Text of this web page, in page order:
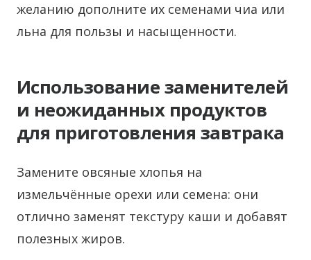
желанию дополните их семенами чиа или
льна для пользы и насыщенности.
Использование заменителей
и неожиданных продуктов
для приготовления завтрака
Замените овсяные хлопья на
измельчённые орехи или семена: они
отлично заменят текстуру каши и добавят
полезных жиров.